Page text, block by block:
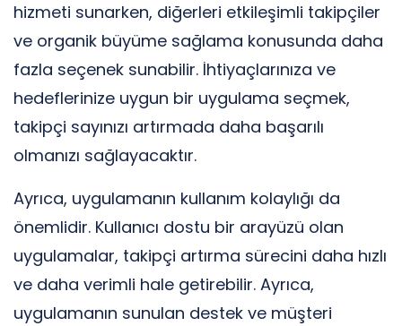
hizmeti sunarken, diğerleri etkileşimli takipçiler
ve organik büyüme sağlama konusunda daha
fazla seçenek sunabilir. İhtiyaçlarınıza ve
hedeflerinize uygun bir uygulama seçmek,
takipçi sayınızı artırmada daha başarılı
olmanızı sağlayacaktır.
Ayrıca, uygulamanın kullanım kolaylığı da
önemlidir. Kullanıcı dostu bir arayüzü olan
uygulamalar, takipçi artırma sürecini daha hızlı
ve daha verimli hale getirebilir. Ayrıca,
uygulamanın sunulan destek ve müşteri